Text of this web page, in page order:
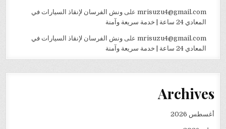
mrisuzu4@gmail.comعلى ونش الفرسان لإنقاذ السيارات في
المعادي 24 ساعة | خدمة سريعة وآمنة
mrisuzu4@gmail.comعلى ونش الفرسان لإنقاذ السيارات في
المعادي 24 ساعة | خدمة سريعة وآمنة
Archives
أغسطس 2026